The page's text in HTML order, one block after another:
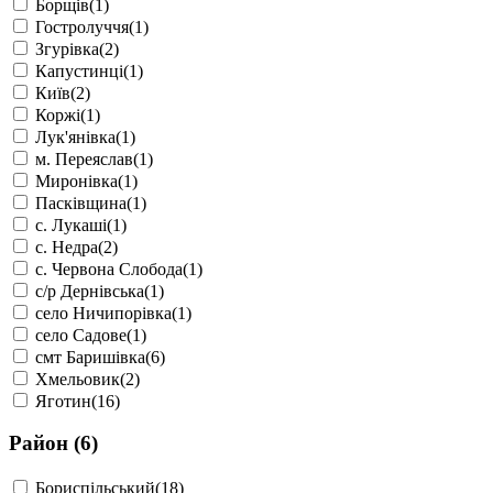
Борщів(1)
Гостролуччя(1)
Згурівка(2)
Капустинці(1)
Київ(2)
Коржі(1)
Лук'янівка(1)
м. Переяслав(1)
Миронівка(1)
Пасківщина(1)
с. Лукаші(1)
с. Недра(2)
с. Червона Слобода(1)
с/р Дернівська(1)
село Ничипорівка(1)
село Садове(1)
смт Баришівка(6)
Хмельовик(2)
Яготин(16)
Район (6)
Бориспільський(18)